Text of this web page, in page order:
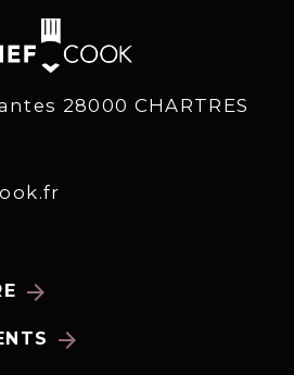
28000 CHARTRES
arrow_forward
arrow_forward